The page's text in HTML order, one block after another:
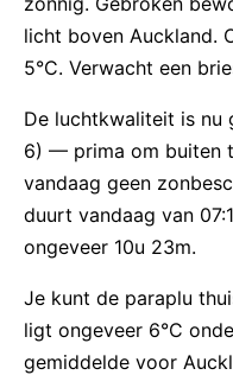
licht boven Auckland.
5°C. Verwacht een
De luchtkwaliteit is nu
6) — prima om buiten
vandaag geen
duurt vandaag van
ongeveer 10u 23m.
Je kunt de paraplu
ligt ongeveer 6°C
gemiddelde voor